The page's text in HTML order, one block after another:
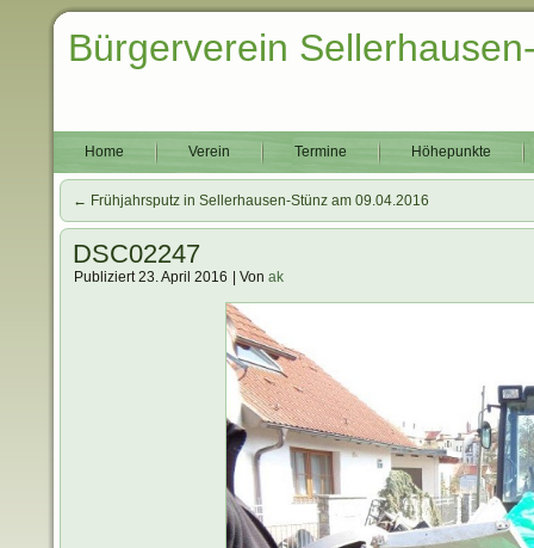
Bürgerverein
Home Verein Termine Höhepunkte
← Frühjahrsputz in Sellerhausen-Stünz am 09.04.2016
DSC02247
Publiziert 23. April 2016 Von ak